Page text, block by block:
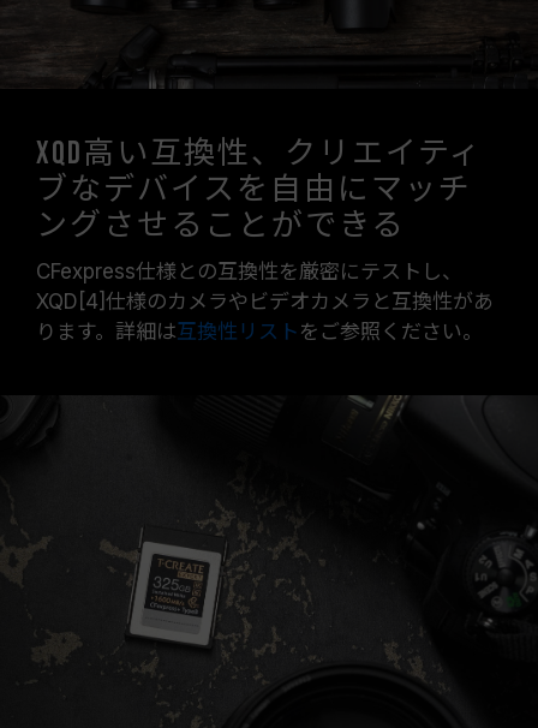
XQD高い互換性、クリエイティ
ブなデバイスを自由にマッチ
ングさせることができる
CFexpress仕様との互換性を厳密にテストし、
XQD[4]仕様のカメラやビデオカメラと互換性があ
ります。詳細は互換性リスト をご参照ください。